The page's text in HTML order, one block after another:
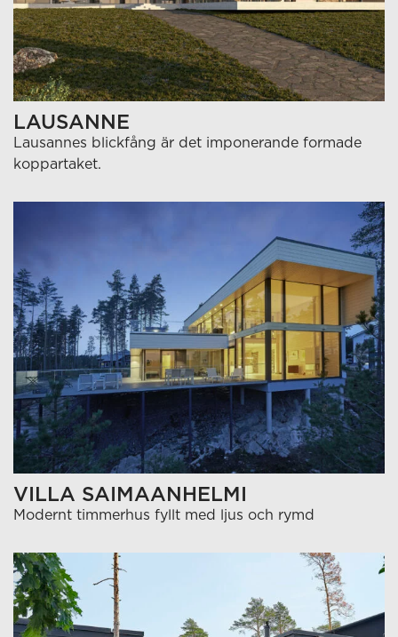
LAUSANNE
Lausannes blickfång är det imponerande formade
koppartaket.
VILLA SAIMAANHELMI
Modernt timmerhus fyllt med ljus och rymd